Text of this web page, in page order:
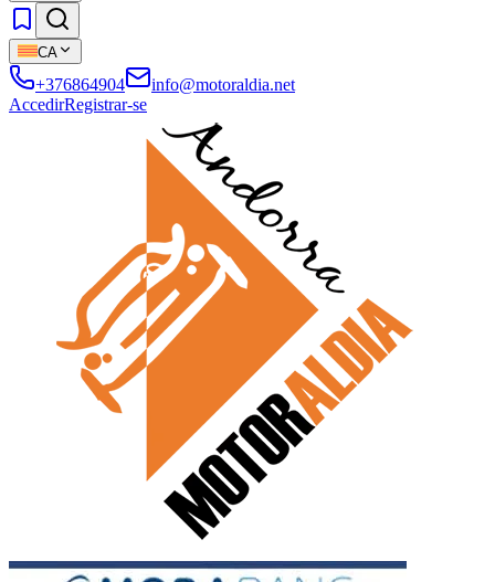
CA
+376864904
info@motoraldia.net
AccedirRegistrar-se